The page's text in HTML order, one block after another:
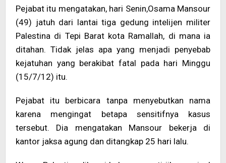
Pejabat itu mengatakan, hari Senin,Osama Mansour
(49) jatuh dari lantai tiga gedung intelijen militer
Palestina di Tepi Barat kota Ramallah, di mana ia
ditahan. Tidak jelas apa yang menjadi penyebab
kejatuhan yang berakibat fatal pada hari Minggu
(15/7/12) itu.
Pejabat itu berbicara tanpa menyebutkan nama
karena mengingat betapa sensitifnya kasus
tersebut. Dia mengatakan Mansour bekerja di
kantor jaksa agung dan ditangkap 25 hari lalu.